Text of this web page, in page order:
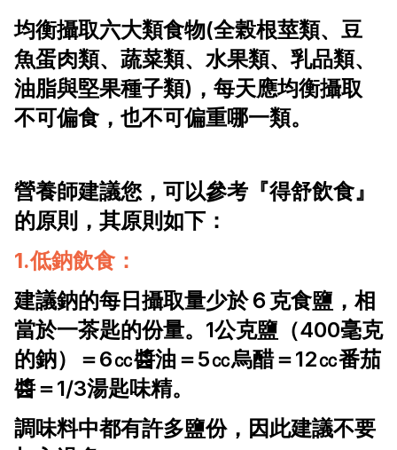
均衡攝取六大類食物(全榖根莖類、豆
魚蛋肉類、蔬菜類、水果類、乳品類、
油脂與堅果種子類)，每天應均衡攝取
不可偏食，也不可偏重哪一類。
營養師建議您，可以參考『得舒飲食』
的原則，其原則如下：
1.低鈉飲食：
建議鈉的每日攝取量少於６克食鹽，相
當於一茶匙的份量。1公克鹽（400毫克
的鈉）＝6㏄醬油＝5㏄烏醋＝12㏄番茄
醬＝1/3湯匙味精。
調味料中都有許多鹽份，因此建議不要